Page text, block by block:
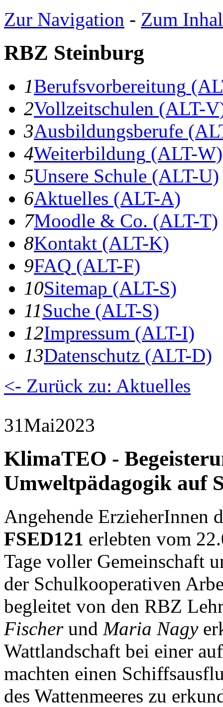
Zur Navigation - Zum
RBZ Steinburg
1Berufsvorbereitung
2Vollzeitschulen (ALT-
3Ausbildungsberufe
4Weiterbildung (ALT-W)
5Unsere Schule (ALT-U)
6Aktuelles (ALT-A)
7Moodle & Co. (ALT-T)
8Kontakt (ALT-K)
9FAQ (ALT-F)
10Sitemap (ALT-S)
11Suche (ALT-S)
12Impressum (ALT-I)
13Datenschutz (ALT-D)
<- Zurück zu: Aktuelles
31Mai2023
KlimaTEO -
Umweltpädagogik auf
Angehende ErzieherInnen
FSED121 erlebten vom
Tage voller Gemeinschaft
der Schulkooperativen
begleitet von den RBZ
Fischerund Maria Nagy
Wattlandschaft bei einer
machten einen
des Wattenmeeres zu